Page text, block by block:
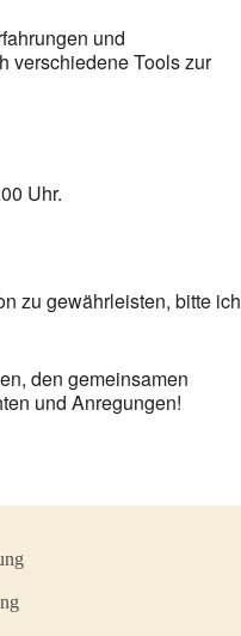
und
verschiedene Tools zur
Uhr.
zu gewährleisten, bitte ich
den gemeinsamen
und Anregungen!